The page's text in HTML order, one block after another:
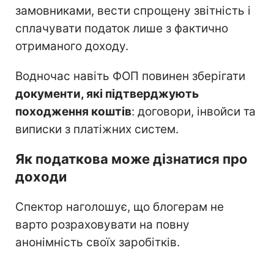
замовниками, вести спрощену звітність і
сплачувати податок лише з фактично
отриманого доходу.
Водночас навіть ФОП повинен зберігати
документи, які підтверджують
походження коштів: договори, інвойси та
виписки з платіжних систем.
Як податкова може дізнатися про
доходи
Спектор наголошує, що блогерам не
варто розраховувати на повну
анонімність своїх заробітків.